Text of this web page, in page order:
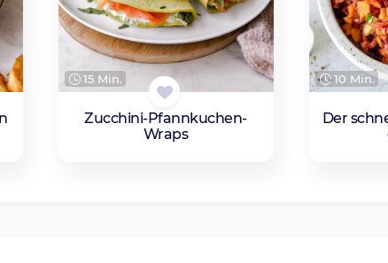
15 Min.
Zucchini-Pfannkuchen-
Wraps
10 Min.
Der